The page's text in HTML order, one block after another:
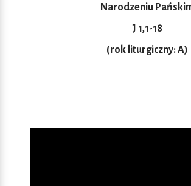
Narodzeniu
J 1,1-18
(rok liturgiczny: A)